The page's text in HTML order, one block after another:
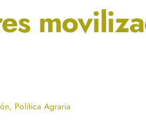
, Política Agraria